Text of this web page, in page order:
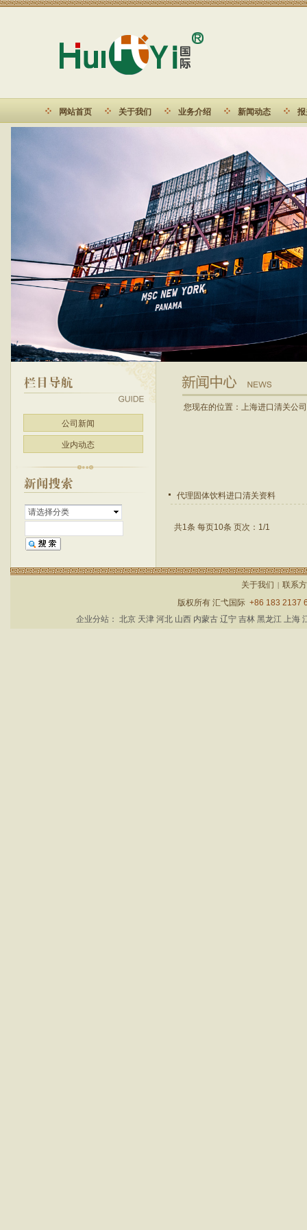
网站首页 关于我们 业务介绍 新闻动态 报
公司新闻
业内动态
您现在的位置： 上海进口清关公司
请选择分类
代理固体饮料进口清关资料
共1条 每页10条 页次：1/1
关于我们 | 联系
版权所有 汇弋国际 +86 183 2137
企业分站： 北京 天津 河北 山西 内蒙古 辽宁 吉林 黑龙江 上海